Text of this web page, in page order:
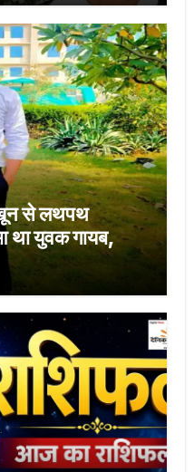
खून से लथपथ
था युवक गायब,